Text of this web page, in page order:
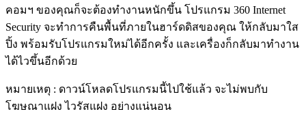
คอมฯ ของคุณก็จะต้องทำงานหนักขึ้น โปรแกรม 360 Internet
Security จะทำการคืนพื้นที่ภายในฮาร์ดดิสของคุณ ให้กลับมาใส
ปิ้ง พร้อมรับโปรแกรมใหม่ได้อีกครั้ง และเครื่องก็กลับมาทำงาน
ได้ไวขึ้นอีกด้วย
หมายเหตุ : ดาวน์โหลดโปรแกรมนี้ไปใช้แล้ว จะไม่พบกับ
โฆษณาแฝง ไวรัสแฝง อย่างแน่นอน